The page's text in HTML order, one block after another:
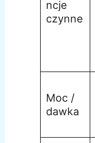
ncje
czynne
Moc /
dawka